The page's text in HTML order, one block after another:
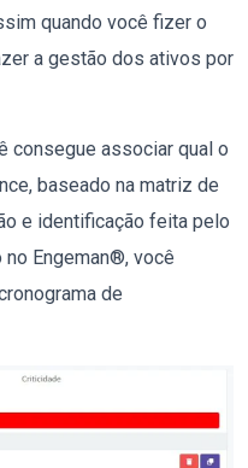
quando você fizer o
a gestão dos ativos por
consegue associar qual o
baseado na matriz de
e identificação feita pelo
Engeman®, você
de